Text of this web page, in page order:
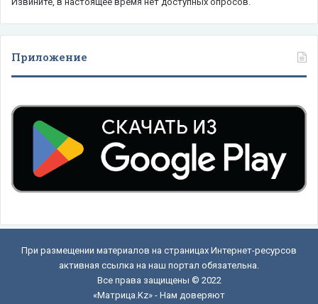
Приложение
При размещении материалов на страницах Интернет-ресурсов
активная ссылка на наш портал обязательна.
Все права защищены © 2022
«Матрица.Kz» - Нам доверяют